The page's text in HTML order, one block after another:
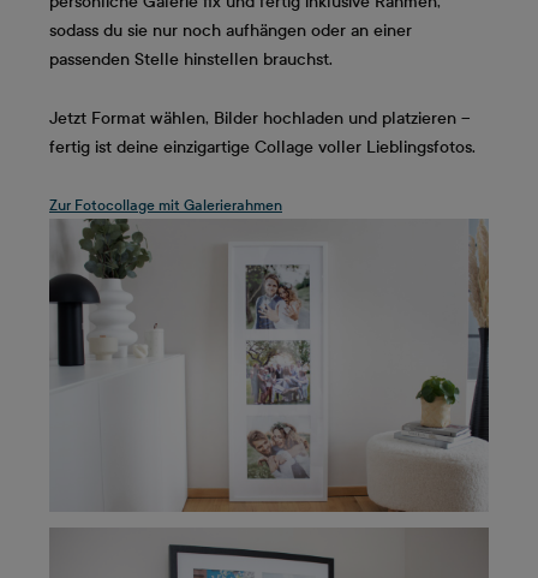
sodass du sie nur noch aufhängen oder an einer
passenden Stelle hinstellen brauchst.
Jetzt Format wählen, Bilder hochladen und platzieren –
fertig ist deine einzigartige Collage voller Lieblingsfotos.
Zur Fotocollage mit Galerierahmen